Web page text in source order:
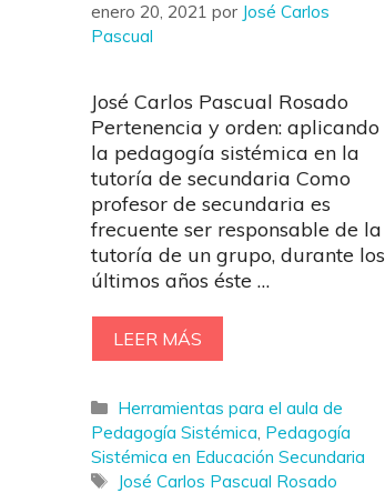
enero 20, 2021 por José Carlos
Pascual
José Carlos Pascual Rosado
Pertenencia y orden: aplicando
la pedagogía sistémica en la
tutoría de secundaria Como
profesor de secundaria es
frecuente ser responsable de la
tutoría de un grupo, durante los
últimos años éste …
LEER MÁS
Categorías
Herramientas para el aula de
Pedagogía Sistémica Pedagogía
Sistémica en Educación Secundaria
Etiquetas
José Carlos Pascual Rosado